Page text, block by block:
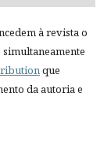
à revista o
que
da autoria e